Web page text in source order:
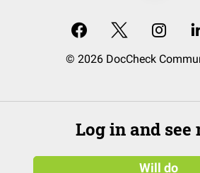
© 2026 DocCheck
Log in and see
Will do